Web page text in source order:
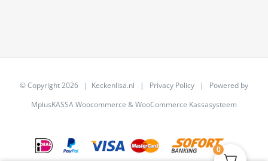
© Copyright2026 | Keckenlisa.nl | Privacy Policy | Powered by
MplusKASSA Woocommerce &WooCommerce Kassasysteem
0